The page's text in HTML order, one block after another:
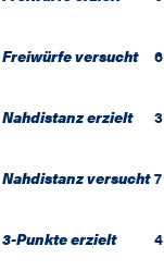
Freiwürfe versucht 6
Nahdistanz erzielt 3
Nahdistanz versucht 7
3-Punkte erzielt 4